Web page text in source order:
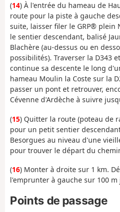
(14) À l'entrée du hameau de
route pour la piste à gauche
suite, laisser filer le GRP®
le sentier descendant, balisé
Blachère (au-dessus ou en
possibilités). Traverser la D343
continue sa descente le long
hameau Moulin la Coste sur la
passer un pont et retrouver,
Cévenne d'Ardèche à suivre
(15) Quitter la route (poteau de
pour un petit sentier
Besorgues au niveau d'une
pour trouver le départ du
(16) Monter à droite sur 1 km.
l'emprunter à gauche sur 100 m
Points de passage